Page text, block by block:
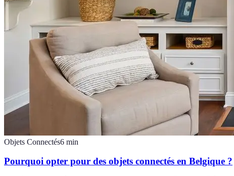
Objets Connectés6 min
Pourquoi opter pour des objets connectés en Belgique ?